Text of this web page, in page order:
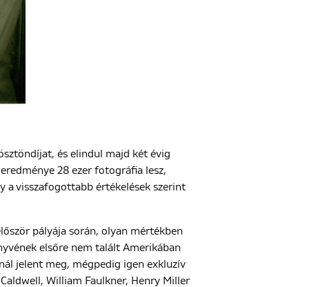
és elindul majd két évig
28 ezer fotográfia lesz,
a visszafogottabb értékelések szerint
pályája során, olyan mértékben
elsőre nem talált Amerikában
jelent meg, mégpedig igen exkluzív
William Faulkner, Henry Miller